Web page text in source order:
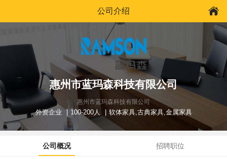
公司介绍
惠州市蓝玛森科技有限公司
惠州市蓝玛森科技有限公司
外资企业 100-200人 软体家具,古典家具,金属家具
公司概况 招聘职位